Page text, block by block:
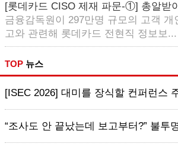
[롯데카드 CISO 제재 파문-①] 총알받
금융감독원이 297만명 규모의 고객
고와 관련해 롯데카드 전현직 정보보...
TOP 뉴스
[ISEC 2026] 대미를 장식할 컨퍼런스
“조사도 안 끝났는데 보고부터?” 불투